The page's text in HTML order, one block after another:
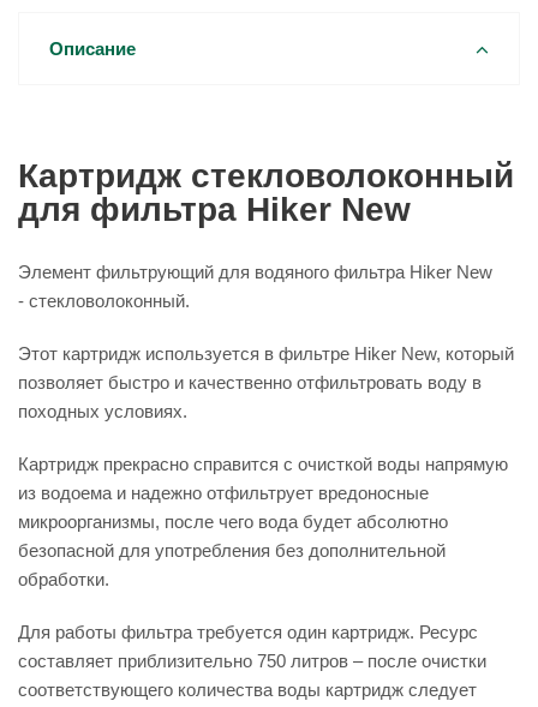
Описание
Картридж стекловолоконный
для фильтра Hiker New
Элемент фильтрующий для водяного фильтра Hiker New
- стекловолоконный.
Этот картридж используется в фильтре Hiker New, который
позволяет быстро и качественно отфильтровать воду в
походных условиях.
Картридж прекрасно справится с очисткой воды напрямую
из водоема и надежно отфильтрует вредоносные
микроорганизмы, после чего вода будет абсолютно
безопасной для употребления без дополнительной
обработки.
Для работы фильтра требуется один картридж. Ресурс
составляет приблизительно 750 литров – после очистки
соответствующего количества воды картридж следует